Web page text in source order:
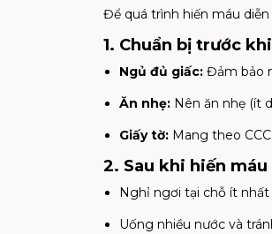
Để quá trình hiến máu
1. Chuẩn bị trước
Ngủ đủ giấc: Đảm bảo
Ăn nhẹ: Nên ăn nhẹ (ít
Giấy tờ: Mang theo
2. Sau khi hiến máu
Nghỉ ngơi tại chỗ ít nhất
Uống nhiều nước và